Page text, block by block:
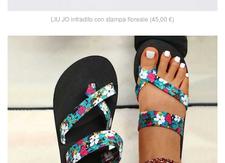
LIU JO infradito con stampa floreale (45,00 €)